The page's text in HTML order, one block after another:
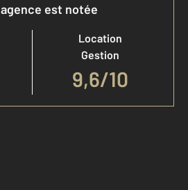
est notée
Location
Gestion
9,6/10